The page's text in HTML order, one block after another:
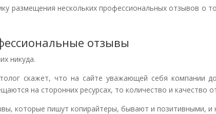
размещения нескольких профессиональных отзывов о
отзывы
никуда.
скажет, что на сайте уважающей себя компании
на сторонних ресурсах, то количество и качество
которые пишут копирайтеры, бывают и позитивными, и